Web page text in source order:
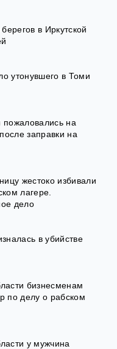
в Иркутской
утонувшего в Томи
пожаловались на
заправки на
жестоко избивали
лагере.
дело
в убийстве
бизнесменам
по делу о рабском
у мужчина